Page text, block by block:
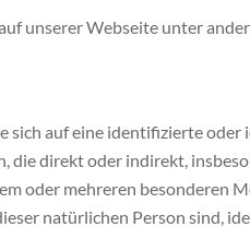
unserer Webseite unter
auf eine identifizierte
direkt oder indirekt,
oder mehreren besonderen
natürlichen Person sind,